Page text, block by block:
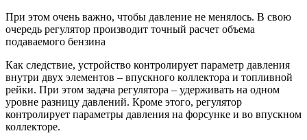
При этом очень важно, чтобы давление не менялось. В свою
очередь регулятор производит точный расчет объема
подаваемого бензина
Как следствие, устройство контролирует параметр давления
внутри двух элементов – впускного коллектора и топливной
рейки. При этом задача регулятора – удерживать на одном
уровне разницу давлений. Кроме этого, регулятор
контролирует параметры давления на форсунке и во впускном
коллекторе.